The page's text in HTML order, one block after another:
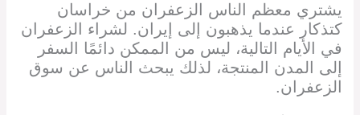
يشتري معظم الناس الزعفران من خراسان
كتذكار عندما يذهبون إلى إيران. لشراء الزعفران
في الأيام التالية، ليس من الممكن دائمًا السفر
إلى المدن المنتجة، لذلك يبحث الناس عن سوق
الزعفران.